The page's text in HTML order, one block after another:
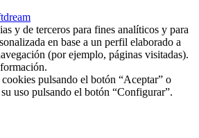
y de terceros para fines analíticos y para
en base a un perfil elaborado a
(por ejemplo, páginas visitadas).
cookies pulsando el botón “Aceptar” o
uso pulsando el botón “Configurar”.